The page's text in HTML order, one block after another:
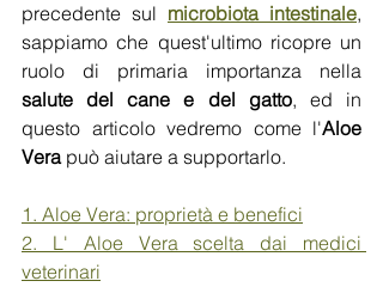
precedente sul microbiota intestinale,
sappiamo che quest'ultimo ricopre un
salute del cane e del gatto, ed in
questo articolo vedremo come l'Aloe
Vera può aiutare a supportarlo.
1. Aloe Vera: proprietà e benefici
2. L' Aloe Vera scelta dai medici
veterinari